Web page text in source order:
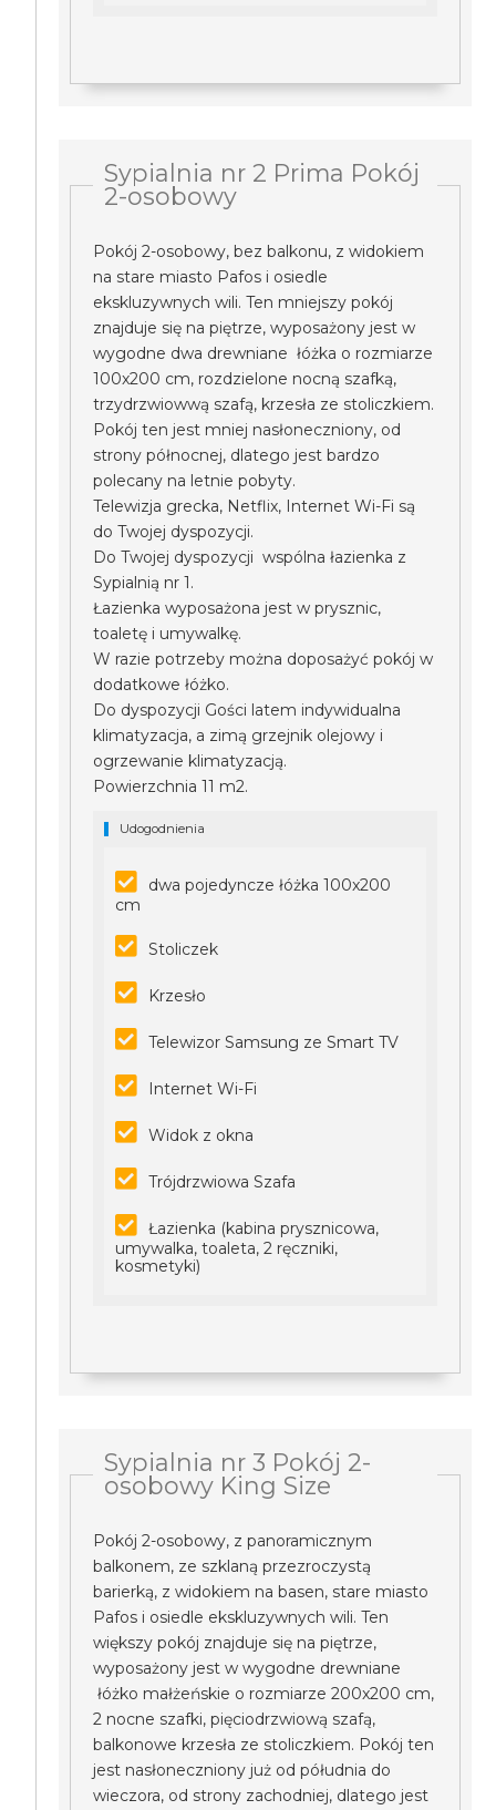
Sypialnia nr 2 Prima Pokój
2-osobowy
Pokój 2-osobowy, bez balkonu, z widokiem
na stare miasto Pafos i osiedle
ekskluzywnych wili. Ten mniejszy pokój
znajduje się na piętrze, wyposażony jest w
wygodne dwa drewniane łóżka o rozmiarze
100x200 cm, rozdzielone nocną szafką,
trzydrzwiowwą szafą, krzesła ze stoliczkiem.
Pokój ten jest mniej nasłoneczniony, od
strony północnej, dlatego jest bardzo
polecany na letnie pobyty.
Telewizja grecka, Netflix, Internet Wi-Fi są
do Twojej dyspozycji.
Do Twojej dyspozycji wspólna łazienka z
Sypialnią nr 1.
Łazienka wyposażona jest w prysznic,
toaletę i umywalkę.
W razie potrzeby można doposażyć pokój w
dodatkowe łóżko.
Do dyspozycji Gości latem indywidualna
klimatyzacja, a zimą grzejnik olejowy i
ogrzewanie klimatyzacją.
Powierzchnia 11 m2.
Udogodnienia
dwa pojedyncze łóżka 100x200
cm
Stoliczek
Krzesło
Telewizor Samsung ze Smart TV
Internet Wi-Fi
Widok z okna
Trójdrzwiowa Szafa
Łazienka (kabina prysznicowa,
umywalka, toaleta, 2 ręczniki,
kosmetyki)
Sypialnia nr 3 Pokój 2-
osobowy King Size
Pokój 2-osobowy, z panoramicznym
balkonem, ze szklaną przezroczystą
barierką, z widokiem na basen, stare miasto
Pafos i osiedle ekskluzywnych wili. Ten
większy pokój znajduje się na piętrze,
wyposażony jest w wygodne drewniane
łóżko małżeńskie o rozmiarze 200x200 cm,
2 nocne szafki, pięciodrzwiową szafą,
balkonowe krzesła ze stoliczkiem. Pokój ten
jest nasłoneczniony już od półudnia do
wieczora, od strony zachodniej, dlatego jest